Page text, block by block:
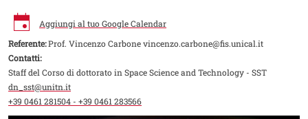
Aggiungi al tuo Google Calendar
Referente:Prof. Vincenzo Carbone vincenzo.carbone@fis.unical.it
Contatti:
Staff del Corso di dottorato in Space Science and Technology - SST
dn_sst@unitn.it
+39 0461 281504 - +39 0461 283566